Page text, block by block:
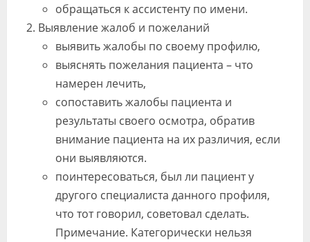
обращаться к ассистенту по имени.
Выявление жалоб и пожеланий
выявить жалобы по своему профилю,
выяснять пожелания пациента – что
намерен лечить,
сопоставить жалобы пациента и
результаты своего осмотра, обратив
внимание пациента на их различия, если
они выявляются.
поинтересоваться, был ли пациент у
другого специалиста данного профиля,
что тот говорил, советовал сделать.
Примечание. Категорически нельзя